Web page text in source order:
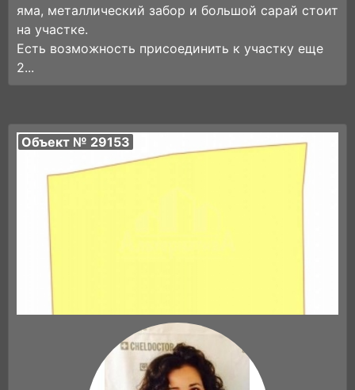
яма, металлический забор и большой сарай стоит
на участке.
Есть возможность присоединить к участку еще
2...
Объект № 29153